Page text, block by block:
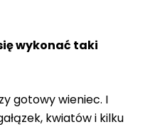
wykonać taki
gotowy wieniec. I
kwiatów i kilku